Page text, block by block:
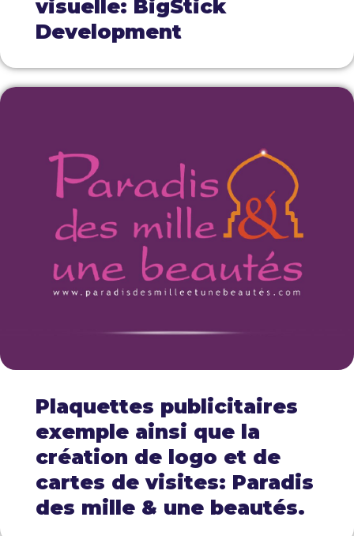
visuelle: BigStick
Development
Plaquettes publicitaires
exemple ainsi que la
création de logo et de
cartes de visites: Paradis
des mille & une beautés.